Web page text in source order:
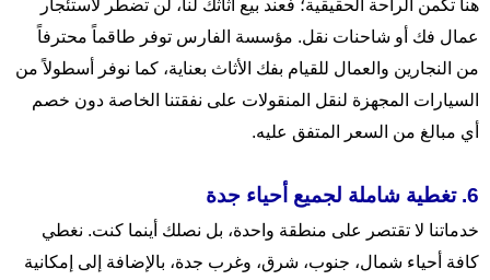
هنا تكمن الراحة الحقيقية؛ فعند بيع أثاثك لنا، لن تضطر لاستئجار
عمال فك أو شاحنات نقل. مؤسسة الفارس توفر طاقماً محترفاً
من النجارين والعمال للقيام بفك الأثاث بعناية، كما نوفر أسطولاً من
السيارات المجهزة لنقل المنقولات على نفقتنا الخاصة دون خصم
أي مبالغ من السعر المتفق عليه.
6. تغطية شاملة لجميع أحياء جدة
خدماتنا لا تقتصر على منطقة واحدة، بل نصلك أينما كنت. نغطي
كافة أحياء شمال، جنوب، شرق، وغرب جدة، بالإضافة إلى إمكانية